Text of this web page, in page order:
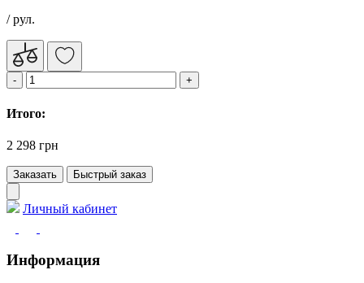
/ рул.
Итого:
2 298 грн
Заказать Быстрый заказ
Личный кабинет
Информация